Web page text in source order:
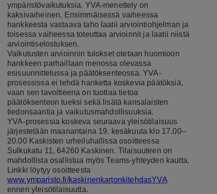
ympäristövaikutuksia. YVA-menettely on
kaksivaiheinen. Ensimmäisessä vaiheessa
hankkeesta vastaava taho laatii arviointiohjelman ja
toisessa vaiheessa toteuttaa arvioinnit ja laatii niistä
arviointiselostuksen.
Vaikutusten arvioinnin tulokset otetaan huomioon
hankkeen parhaillaan menossa olevassa
esisuunnittelussa ja päätöksenteossa. YVA-
prosessissa ei tehdä hanketta koskevia päätöksiä,
vaan sen tavoitteena on tuottaa tietoa
päätöksenteon tueksi sekä lisätä kansalaisten
tiedonsaantia ja vaikutusmahdollisuuksia.
YVA-prosessia koskeva seuraava yleisötilaisuus
järjestetään maanantaina 19. kesäkuuta klo 17.00–
20.00 Kaskisten urheiluhallissa osoitteessa
Sulkukatu 11, 64260 Kaskinen. Tilaisuuteen on
mahdollista osallistua myös Teams-yhteyden kautta.
Linkki löytyy osoitteesta
www.ymparisto.fi/kaskinenkartonkitehdasYVA
ennen yleisötilaisuutta.